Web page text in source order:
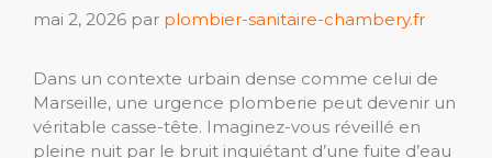
mai 2, 2026 par plombier-sanitaire-chambery.fr
Dans un contexte urbain dense comme celui de
Marseille, une urgence plomberie peut devenir un
véritable casse-tête. Imaginez-vous réveillé en
pleine nuit par le bruit inquiétant d’une fuite d’eau